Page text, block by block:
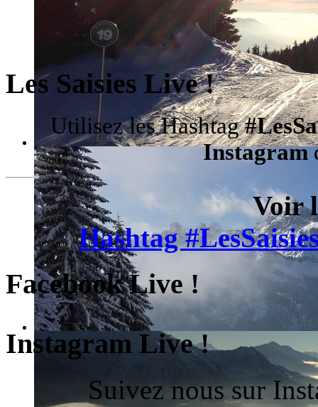
Les Saisies Live !
Utilisez les Hashtag
Instagram
Voir
Hashtag
Facebook Live !
Instagram Live !
Suivez nous sur